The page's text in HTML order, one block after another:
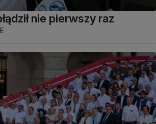
nie pierwszy raz